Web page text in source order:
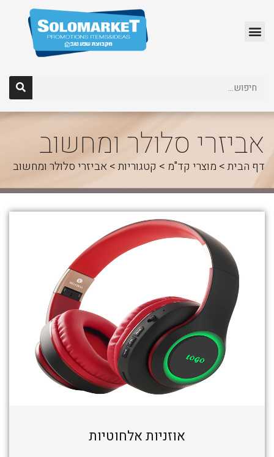
אביזרי סלולר ומחשוב
דף הבית> מוצרי קד"מ > קטגוריות>אביזרי סלולר ומחשוב
אוזניות אלחוטיות